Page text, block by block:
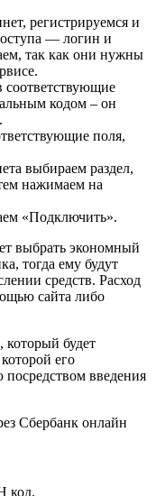
регистрируемся и
— логин и
так как они нужны
кодом – он
поля,
выбираем раздел,
нажимаем на
«Подключить».
выбрать экономный
тогда ему будут
средств. Расход
сайта либо
который будет
его
введения
код.